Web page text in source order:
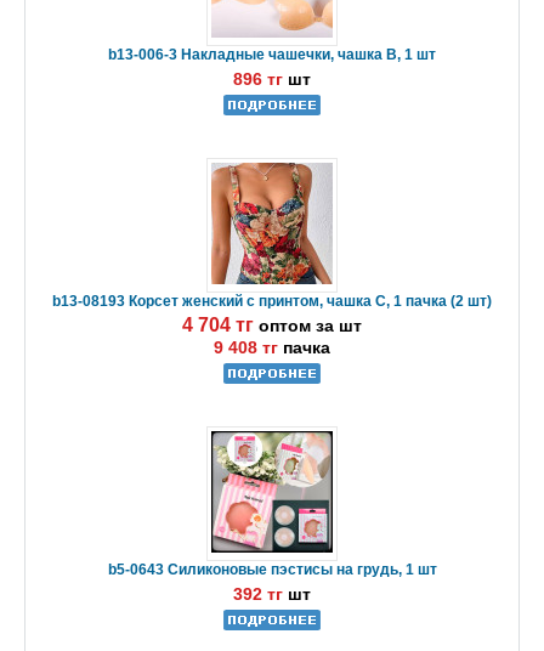
b13-006-3 Накладные чашечки, чашка B, 1 шт
896 тг шт
b13-08193 Корсет женский с принтом, чашка C, 1 пачка (2 шт)
4 704 тг оптом за шт
9 408 тг пачка
b5-0643 Силиконовые пэстисы на грудь, 1 шт
392 тг шт